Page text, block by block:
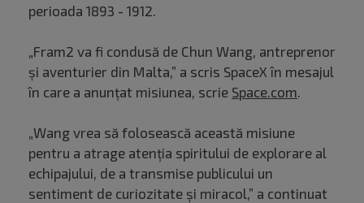
perioada 1893 - 1912.
„Fram2 va fi condusă de Chun Wang, antreprenor
și aventurier din Malta,” a scris SpaceX în mesajul
în care a anunțat misiunea, scrie Space.com.
„Wang vrea să folosească această misiune
pentru a atrage atenția spiritului de explorare al
echipajului, de a transmise publicului un
sentiment de curiozitate și miracol,” a continuat